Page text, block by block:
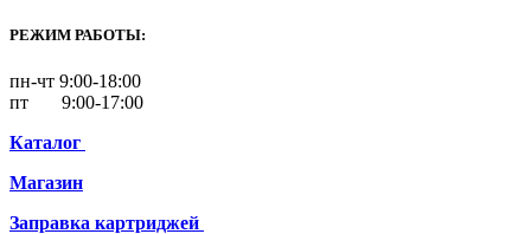
РЕЖИМ РАБОТЫ:
пн-чт 9:00-18:00
пт 9:00-17:00
Каталог
Магазин
Заправка картриджей